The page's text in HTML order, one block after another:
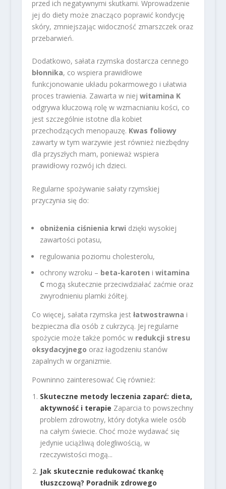
przed ich negatywnymi skutkami. Wprowadzenie
jej do diety może znacząco poprawić kondycję
skóry, zmniejszając widoczność zmarszczek oraz
przebarwień.
Dodatkowo, sałata rzymska dostarcza cennego
błonnika, co wspiera prawidłowe
funkcjonowanie układu pokarmowego i ułatwia
proces trawienia. Zawarta w niej witamina K
odgrywa kluczową rolę w wzmacnianiu kości, co
jest szczególnie istotne dla kobiet
przechodzących menopauzę. Kwas foliowy
zawarty w tym warzywie jest również niezbędny
dla przyszłych mam, ponieważ wspiera
prawidłowy rozwój ich dzieci.
Regularne spożywanie sałaty rzymskiej
przyczynia się do:
obniżenia ciśnienia krwi dzięki wysokiej
zawartości potasu,
regulowania poziomu cholesterolu,
ochrony wzroku – beta-karoten i witamina
C mogą skutecznie przeciwdziałać zaćmie oraz
zwyrodnieniu plamki żółtej.
Co więcej, sałata rzymska jest łatwostrawna i
bezpieczna dla osób z cukrzycą. Jej regularne
spożycie może także pomóc w redukcji stresu
oksydacyjnego oraz łagodzeniu stanów
zapalnych w organizmie.
Powninno zainteresować Cię również:
Skuteczne metody leczenia zaparć: dieta,
aktywność i terapie Zaparcia to powszechny
problem zdrowotny, który dotyka wiele osób
na całym świecie. Choć może wydawać się
jedynie uciążliwą dolegliwością, w
rzeczywistości mogą...
Jak skutecznie redukować tkankę
tłuszczową? Poradnik zdrowego